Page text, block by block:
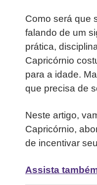
Como será que
falando de um
prática,
Capricórnio
para a idade.
que precisa de
Neste artigo,
Capricórnio,
de incentivar
Assista